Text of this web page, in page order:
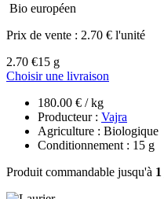
Bio européen
Prix de vente : 2.70 € l'unité
2.70 €15 g
Choisir une livraison
180.00 € / kg
Producteur : Vajra
Agriculture : Biologique
Conditionnement : 15 g
Produit commandable jusqu'à 1